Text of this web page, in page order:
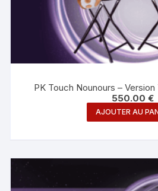
PK Touch Nounours –
550.00€
AJOUTER AU